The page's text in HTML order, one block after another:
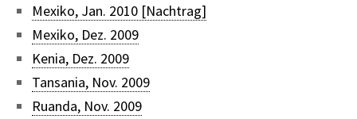
Mexiko, Jan. 2010 [Nachtrag]
Mexiko, Dez. 2009
Kenia, Dez. 2009
Tansania, Nov. 2009
Ruanda, Nov. 2009